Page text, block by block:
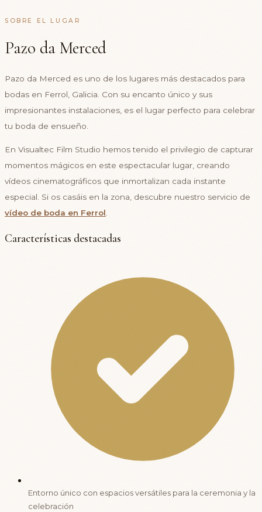
SOBRE EL LUGAR
Pazo da Merced
Pazo da Merced es uno de los lugares más destacados para
bodas en Ferrol, Galicia. Con su encanto único y sus
impresionantes instalaciones, es el lugar perfecto para celebrar
tu boda de ensueño.
En Visualtec Film Studio hemos tenido el privilegio de capturar
momentos mágicos en este espectacular lugar, creando
vídeos cinematográficos que inmortalizan cada instante
especial. Si os casáis en la zona, descubre nuestro servicio de
vídeo de boda en Ferrol
Características destacadas
Entorno único con espacios versátiles para la ceremonia y la
celebración